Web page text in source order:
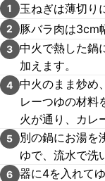
1 玉ねぎは薄切り
2 豚バラ肉は3cm
3 中火で熱した鍋
加えます。
4 中火のまま炒め
レーつゆの材料
火が通り、カレ
5
別の鍋にお湯を
ゆで、流水で洗
6 器に4を入れて